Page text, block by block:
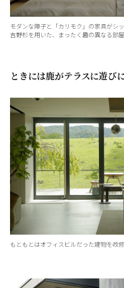
モダンな障子と「カリモク」の家具がシ
吉野杉を用いた、まったく趣の異なる部
ときには鹿がテラスに遊び
もともとはオフィスビルだった建物を改修